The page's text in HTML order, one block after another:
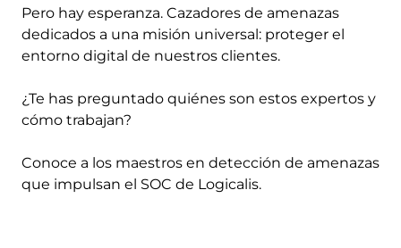
Pero hay esperanza. Cazadores de amenazas
dedicados a una misión universal: proteger el
entorno digital de nuestros clientes.
¿Te has preguntado quiénes son estos expertos y
cómo trabajan?
Conoce a los maestros en detección de amenazas
que impulsan el SOC de Logicalis.